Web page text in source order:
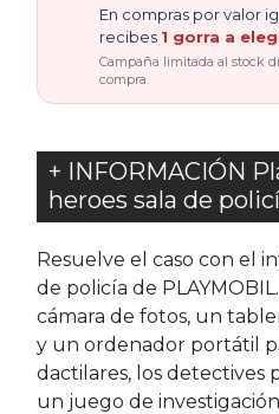
En compras por valor
recibes 1 gorra a
Campaña limitada al stock
compra.
+ INFORMACIÓN
heroes sala de
Resuelve el caso con el
de policía de
cámara de fotos, un
y un ordenador portátil
dactilares, los detectives
un juego de